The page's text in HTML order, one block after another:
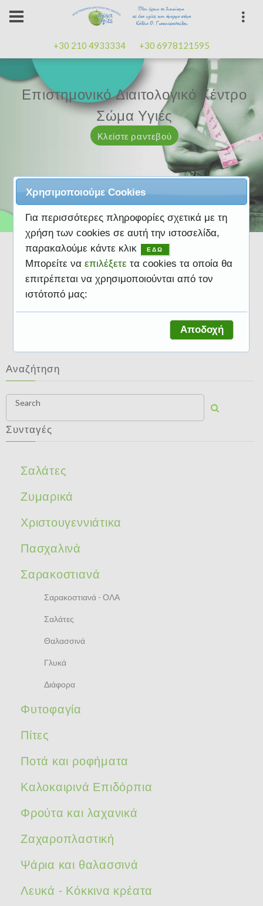
+30 210 4933334 +30 6978121595
Επαγγελματισμός, εμπειρίακαλή
διάθεση
Κλείστε ραντεβού
Επιστημονικό Διαιτολογικό Κέντρο
Σώμα Υγιές
Κλείστε ραντεβού
Μαζί μας μπορείτε
Κλείστε ραντεβού
Επαγγελματισμός, εμπειρίακαλή
διάθεση
Κλείστε ραντεβού
Επιστημονικό Διαιτολογικό Κέντρο
Σώμα Υγιές
Κλείστε ραντεβού
Αναζήτηση
Search
Συνταγές
Σαλάτες
Ζυμαρικά
Χριστουγεννιάτικα
Πασχαλινά
Σαρακοστιανά
Σαρακοστιανά - ΟΛΑ
Σαλάτες
Θαλασσινά
Γλυκά
Διάφορα
Φυτοφαγία
Πίτες
Ποτά και ροφήματα
Καλοκαιρινά Επιδόρπια
Φρούτα και λαχανικά
Ζαχαροπλαστική
Ψάρια και θαλασσινά
Λευκά - Κόκκινα κρέατα
Χρησιμοποιούμε Cookies
Για περισσότερες πληροφορίες σχετικά με τη
χρήση των cookies σε αυτή την ιστοσελίδα,
παρακαλούμε κάντε κλικ
ΕΔΩ
Μπορείτε να επιλέξετε τα cookies τα οποία θα
επιτρέπεται να χρησιμοποιούνται από τον
ιστότοπό μας:
Αποδοχή